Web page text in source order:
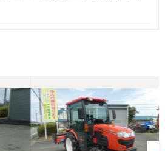
て頂きました。 ありがとうござい
らいました。また購入したいと思